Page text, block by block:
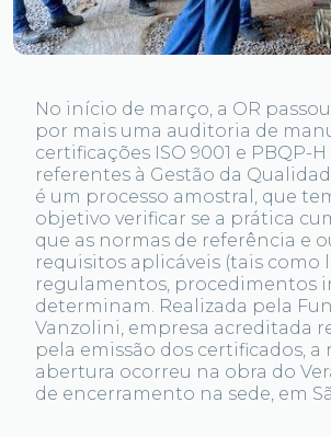
No início de março, a OR
por mais uma auditoria de
certificações ISO 9001 e PBQP-
referentes à Gestão da
é um processo amostral, que
objetivo verificar se a prática
que as normas de referência e
requisitos aplicáveis (tais como
regulamentos, procedimentos
determinam. Realizada pela
Vanzolini, empresa acreditada
pela emissão dos certificados, a
abertura ocorreu na obra do
de encerramento na sede, em